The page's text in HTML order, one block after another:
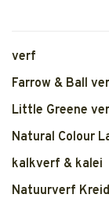
verf
Farrow & Ball
Little Greene
Natural Colour
kalkverf & kalei
Natuurverf